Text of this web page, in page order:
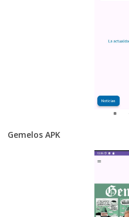
Gemelos APK